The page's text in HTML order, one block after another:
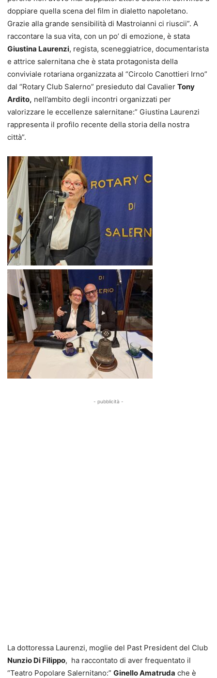
doppiare quella scena del film in dialetto napoletano.
Grazie alla grande sensibilità di Mastroianni ci riuscii”. A
raccontare la sua vita, con un po’ di emozione, è stata
Giustina Laurenzi, regista, sceneggiatrice, documentarista
e attrice salernitana che è stata protagonista della
conviviale rotariana organizzata al “Circolo Canottieri Irno”
dal “Rotary Club Salerno” presieduto dal Cavalier Tony
Ardito, nell’ambito degli incontri organizzati per
valorizzare le eccellenze salernitane:” Giustina Laurenzi
rappresenta il profilo recente della storia della nostra
città”.
- pubblicità -
La dottoressa Laurenzi, moglie del Past President del Club
Nunzio Di Filippo, ha raccontato di aver frequentato il
“Teatro Popolare Salernitano:” Ginello Amatruda che è